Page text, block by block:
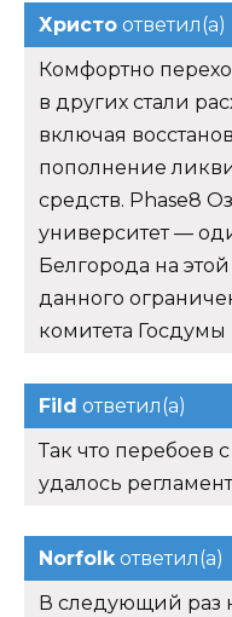
Христо ответил(а)
Комфортно
в других стали
включая
пополнение
средств. Phase8
университет —
Белгорода на
данного
комитета
Fild ответил(а)
Так что перебоев
удалось
Norfolkответил(а)
В следующий раз